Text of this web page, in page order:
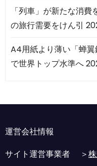
「列車」が新たな消
の旅行需要をけん引
A4用紙より薄い「蝉
で世界トップ水準へ
運営会社情報
サイト運営事業者 ＞